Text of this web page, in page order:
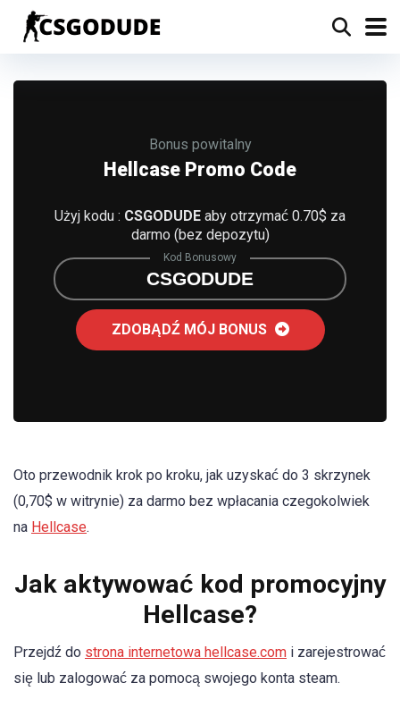
Bonus powitalny
Hellcase Promo Code
Użyj kodu : CSGODUDE aby otrzymać 0.70$ za
darmo (bez depozytu)
Kod Bonusowy
CSGODUDE
ZDOBĄDŹ MÓJ BONUS
Oto przewodnik krok po kroku, jak uzyskać do 3 skrzynek
(0,70$ w witrynie) za darmo bez wpłacania czegokolwiek
na Hellcase.
Jak aktywować kod promocyjny
Hellcase?
Przejdź do strona internetowa hellcase.com i zarejestrować
się lub zalogować za pomocą swojego konta steam.